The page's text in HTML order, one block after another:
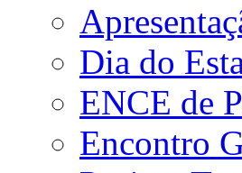
Dia do
ENCE de
Encontro